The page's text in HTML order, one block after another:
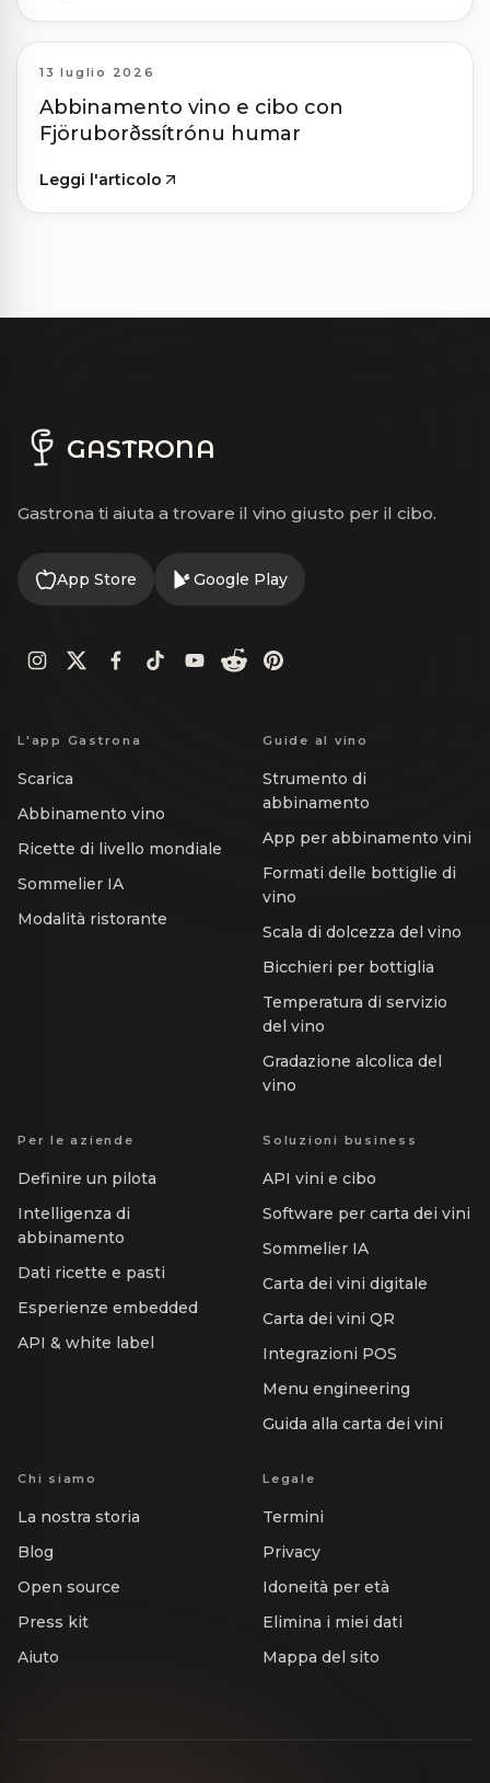
13 luglio 2026
Abbinamento vino e cibo con
Fjöruborðssítrónu humar
Leggi l'articolo
GASTRONA
Gastrona ti aiuta a trovare il vino giusto per il cibo.
App Store Google Play
L'app Gastrona
Scarica
Abbinamento vino
Ricette di livello mondiale
Sommelier IA
Modalità ristorante
Guide al vino
Strumento di
abbinamento
App per abbinamento vini
Formati delle bottiglie di
vino
Scala di dolcezza del vino
Bicchieri per bottiglia
Temperatura di servizio
del vino
Gradazione alcolica del
vino
Per le aziende
Definire un pilota
Intelligenza di
abbinamento
Dati ricette e pasti
Esperienze embedded
API & white label
Soluzioni business
API vini e cibo
Software per carta dei vini
Sommelier IA
Carta dei vini digitale
Carta dei vini QR
Integrazioni POS
Menu engineering
Guida alla carta dei vini
Chi siamo
La nostra storia
Blog
Open source
Press kit
Aiuto
Legale
Termini
Privacy
Idoneità per età
Elimina i miei dati
Mappa del sito